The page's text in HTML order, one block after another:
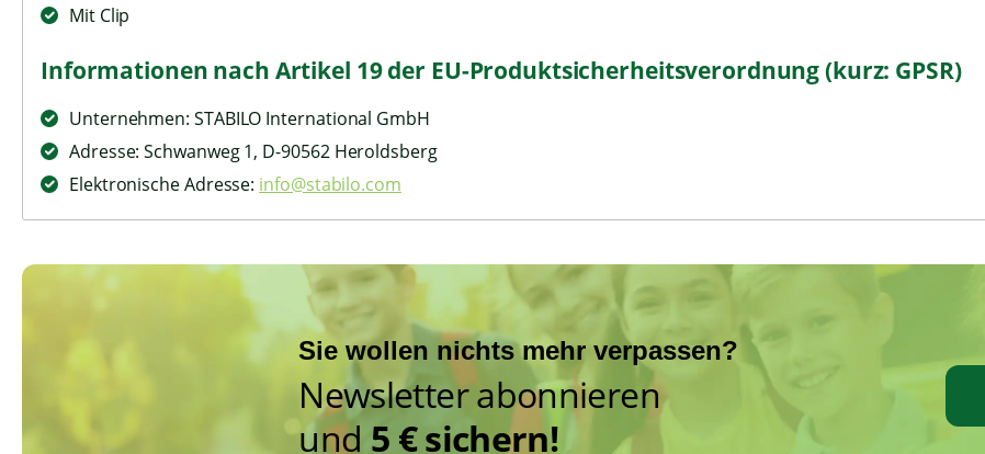
Mit Clip
Informationen nach Artikel 19 der EU-Produktsicherheitsverordnung (kurz: GPSR)
Unternehmen: STABILO International GmbH
Adresse: Schwanweg 1, D-90562 Heroldsberg
Elektronische Adresse: info@stabilo.com
Sie wollen nichts mehr verpassen?
Newsletter abonnieren
und 5 € sichern!